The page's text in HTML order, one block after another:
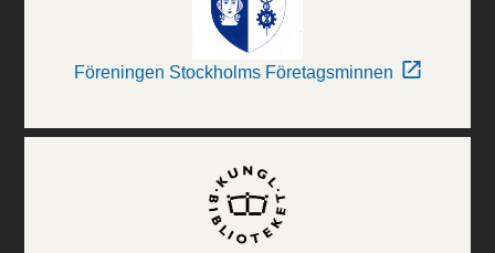
Föreningen Stockholms Företagsminnen